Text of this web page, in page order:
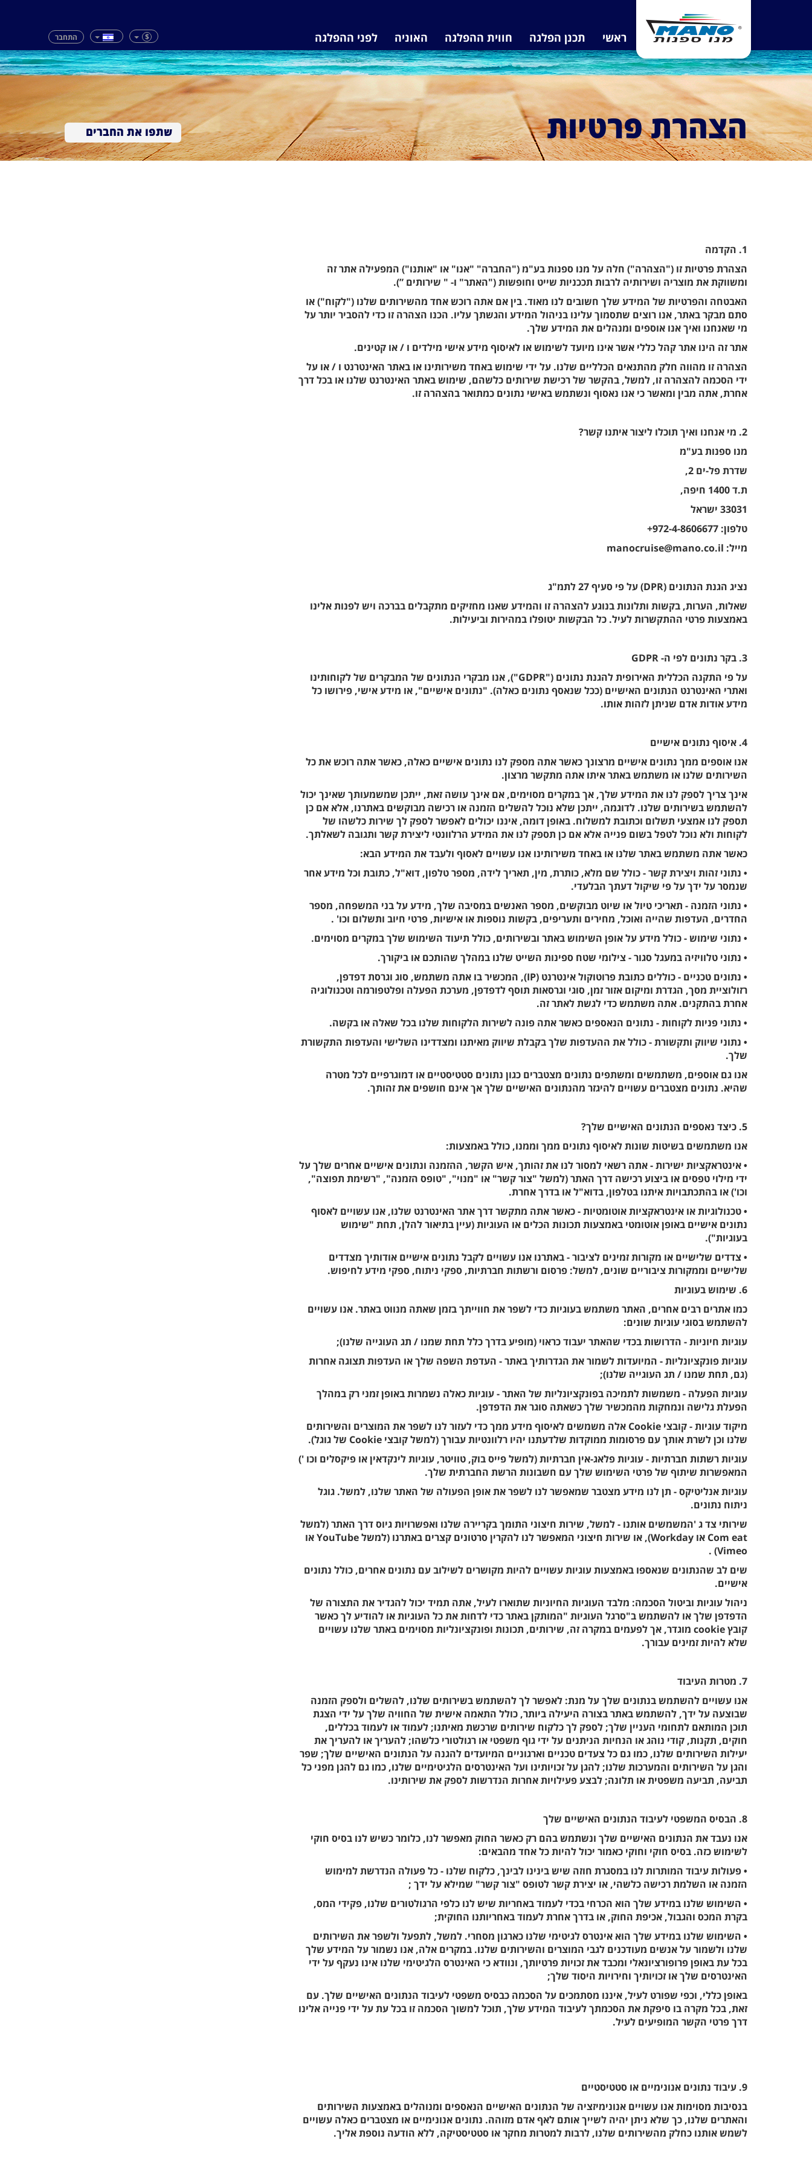
ראשי תכנן הפלגה חווית ההפלגה האוניה לפני ההפלגה $ התחבר
הצהרת פרטיות שתפו את החברים
1. הקדמה
הצהרת פרטיות זו ("הצהרה") חלה על מנו ספנות בע"מ ("החברה" "אנו" או "אותנו") המפעילה אתר זה
ומשווקת את מוצריה ושירותיה לרבות תככניות שייט וחופשות ("האתר" ו- " שירותים ”).
האבטחה והפרטיות של המידע שלך חשובים לנו מאוד. בין אם אתה רוכש אחד מהשירותים שלנו ("לקוח") או
סתם מבקר באתר, אנו רוצים שתסמוך עלינו בניהול המידע והגשתך עליו. הכנו הצהרה זו כדי להסביר יותר על
מי שאנחנו ואיך אנו אוספים ומנהלים את המידע שלך.
אתר זה הינו אתר קהל כללי אשר אינו מיועד לשימוש או לאיסוף מידע אישי מילדים ו / או קטינים.
הצהרה זו מהווה חלק מהתנאים הכלליים שלנו. על ידי שימוש באחד משירותינו או באתר האינטרנט ו / או על
ידי הסכמה להצהרה זו, למשל, בהקשר של רכישת שירותים כלשהם, שימוש באתר האינטרנט שלנו או בכל דרך
אחרת, אתה מבין ומאשר כי אנו נאסוף ונשתמש באישי נתונים כמתואר בהצהרה זו.
2. מי אנחנו ואיך תוכלו ליצור איתנו קשר?
מנו ספנות בע"מ
שדרת פל-ים 2,
ת.ד 1400 חיפה,
33031 ישראל
טלפון: 972-4-8606677+
מייל: manocruise@mano.co.il
נציג הגנת הנתונים (DPR) על פי סעיף 27 לתמ"ג
שאלות, הערות, בקשות ותלונות בנוגע להצהרה זו והמידע שאנו מחזיקים מתקבלים בברכה ויש לפנות אלינו
באמצעות פרטי ההתקשרות לעיל. כל הבקשות יטופלו במהירות וביעילות.
3. בקר נתונים לפי ה- GDPR
על פי התקנה הכללית האירופית להגנת נתונים ("GDPR"), אנו מבקרי הנתונים של המבקרים של לקוחותינו
ואתרי האינטרנט הנתונים האישיים (ככל שנאסף נתונים כאלה). "נתונים אישיים", או מידע אישי, פירושו כל
מידע אודות אדם שניתן לזהות אותו.
4. איסוף נתונים אישיים
אנו אוספים ממך נתונים אישיים מרצונך כאשר אתה מספק לנו נתונים אישיים כאלה, כאשר אתה רוכש את כל
השירותים שלנו או משתמש באתר איתו אתה מתקשר מרצון.
אינך צריך לספק לנו את המידע שלך, אך במקרים מסוימים, אם אינך עושה זאת, ייתכן שמשמעותך שאינך יכול
להשתמש בשירותים שלנו. לדוגמה, ייתכן שלא נוכל להשלים הזמנה או רכישה מבוקשים באתרנו, אלא אם כן
תספק לנו אמצעי תשלום וכתובת למשלוח. באופן דומה, איננו יכולים לאפשר לספק לך שירות כלשהו של
לקוחות ולא נוכל לטפל בשום פנייה אלא אם כן תספק לנו את המידע הרלוונטי ליצירת קשר ותגובה לשאלתך.
כאשר אתה משתמש באתר שלנו או באחד משירותינו אנו עשויים לאסוף ולעבד את המידע הבא:
• נתוני זהות ויצירת קשר - כולל שם מלא, כותרת, מין, תאריך לידה, מספר טלפון, דוא"ל, כתובת וכל מידע אחר
שנמסר על ידך על פי שיקול דעתך הבלעדי.
• נתוני הזמנה - תאריכי טיול או שיוט מבוקשים, מספר האנשים במסיבה שלך, מידע על בני המשפחה, מספר
החדרים, העדפות שהייה ואוכל, מחירים ותעריפים, בקשות נוספות או אישיות, פרטי חיוב ותשלום וכו' .
• נתוני שימוש - כולל מידע על אופן השימוש באתר ובשירותים, כולל תיעוד השימוש שלך במקרים מסוימים.
• נתוני טלוויזיה במעגל סגור - צילומי שטח ספינות השייט שלנו במהלך שהותכם או ביקורך.
• נתונים טכניים - כוללים כתובת פרוטוקול אינטרנט (IP), המכשיר בו אתה משתמש, סוג וגרסת דפדפן,
רזולוציית מסך, הגדרת ומיקום אזור זמן, סוגי וגרסאות תוסף לדפדפן, מערכת הפעלה ופלטפורמה וטכנולוגיה
אחרת בהתקנים. אתה משתמש כדי לגשת לאתר זה.
• נתוני פניות לקוחות - נתונים הנאספים כאשר אתה פונה לשירות הלקוחות שלנו בכל שאלה או בקשה.
• נתוני שיווק ותקשורת - כולל את ההעדפות שלך בקבלת שיווק מאיתנו ומצדדינו השלישי והעדפות התקשורת
שלך.
אנו גם אוספים, משתמשים ומשתפים נתונים מצטברים כגון נתונים סטטיסטיים או דמוגרפיים לכל מטרה
שהיא. נתונים מצטברים עשויים להיגזר מהנתונים האישיים שלך אך אינם חושפים את זהותך.
5. כיצד נאספים הנתונים האישיים שלך?
אנו משתמשים בשיטות שונות לאיסוף נתונים ממך וממנו, כולל באמצעות:
• אינטראקציות ישירות - אתה רשאי למסור לנו את זהותך, איש הקשר, ההזמנה ונתונים אישיים אחרים שלך על
ידי מילוי טפסים או ביצוע רכישה דרך האתר (למשל "צור קשר" או "מנוי", "טופס הזמנה", "רשימת תפוצה",
וכו') או בהתכתבויות איתנו בטלפון, בדוא"ל או בדרך אחרת.
• טכנולוגיות או אינטראקציות אוטומטיות - כאשר אתה מתקשר דרך אתר האינטרנט שלנו, אנו עשויים לאסוף
נתונים אישיים באופן אוטומטי באמצעות תכונות הכלים או העוגיות (עיין בתיאור להלן, תחת "שימוש
בעוגיות").
• צדדים שלישיים או מקורות זמינים לציבור - באתרנו אנו עשויים לקבל נתונים אישיים אודותיך מצדדים
שלישיים וממקורות ציבוריים שונים, למשל: פרסום ורשתות חברתיות, ספקי ניתוח, ספקי מידע לחיפוש.
6. שימוש בעוגיות
כמו אתרים רבים אחרים, האתר משתמש בעוגיות כדי לשפר את חווייתך בזמן שאתה מנווט באתר. אנו עשויים
להשתמש בסוגי עוגיות שונים:
עוגיות חיוניות - הדרושות בכדי שהאתר יעבוד כראוי (מופיע בדרך כלל תחת שמנו / תג העוגייה שלנו);
עוגיות פונקציונליות - המיועדות לשמור את הגדרותיך באתר - העדפת השפה שלך או העדפות תצוגה אחרות
(גם, תחת שמנו / תג העוגייה שלנו);
עוגיות הפעלה - משמשות לתמיכה בפונקציונליות של האתר - עוגיות כאלה נשמרות באופן זמני רק במהלך
הפעלת גלישה ונמחקות מהמכשיר שלך כשאתה סוגר את הדפדפן.
מיקוד עוגיות - קובצי Cookie אלה משמשים לאיסוף מידע ממך כדי לעזור לנו לשפר את המוצרים והשירותים
שלנו וכן לשרת אותך עם פרסומות ממוקדות שלדעתנו יהיו רלוונטיות עבורך (למשל קובצי Cookie של גוגל).
עוגיות רשתות חברתיות - עוגיות פלאג-אין חברתיות (למשל פייס בוק, טוויטר, עוגיות לינקדאין או פיקסלים וכו ')
המאפשרות שיתוף של פרטי השימוש שלך עם חשבונות הרשת החברתית שלך.
עוגיות אנליטיקס - תן לנו מידע מצטבר שמאפשר לנו לשפר את אופן הפעולה של האתר שלנו, למשל. גוגל
ניתוח נתונים.
שירותי צד ג 'המשמשים אותנו - למשל, שירות חיצוני התומך בקריירה שלנו ואפשרויות גיוס דרך האתר (למשל
Com eat או Workday), או שירות חיצוני המאפשר לנו להקרין סרטונים קצרים באתרנו (למשל YouTube או
Vimeo) .
שים לב שהנתונים שנאספו באמצעות עוגיות עשויים להיות מקושרים לשילוב עם נתונים אחרים, כולל נתונים
אישיים.
ניהול עוגיות וביטול הסכמה: מלבד העוגיות החיוניות שתוארו לעיל, אתה תמיד יכול להגדיר את התצורה של
הדפדפן שלך או להשתמש ב"סרגל העוגיות "המותקן באתר כדי לדחות את כל העוגיות או להודיע ​​לך כאשר
קובץ cookie מוגדר, אך לפעמים במקרה זה, שירותים, תכונות ופונקציונליות מסוימים באתר שלנו עשויים
שלא להיות זמינים עבורך.
7. מטרות העיבוד
אנו עשויים להשתמש בנתונים שלך על מנת: לאפשר לך להשתמש בשירותים שלנו, להשלים ולספק הזמנה
שבוצעה על ידך, להשתמש באתר בצורה היעילה ביותר, כולל התאמה אישית של החוויה שלך על ידי הצגת
תוכן המותאם לתחומי העניין שלך; לספק לך כלקוח שירותים שרכשת מאיתנו; לעמוד או לעמוד בכללים,
חוקים, תקנות, קודי נוהג או הנחיות הניתנים על ידי גוף משפטי או רגולטורי כלשהו; להעריך או להעריך את
יעילות השירותים שלנו, כמו גם כל צעדים טכניים וארגוניים המיועדים להגנה על הנתונים האישיים שלך; שפר
והגן על השירותים והמערכות שלנו; להגן על זכויותינו ועל האינטרסים הלגיטימיים שלנו, כמו גם להגן מפני כל
תביעה, תביעה משפטית או תלונה; לבצע פעילויות אחרות הנדרשות לספק את שירותינו.
8. הבסיס המשפטי לעיבוד הנתונים האישיים שלך
אנו נעבד את הנתונים האישיים שלך ונשתמש בהם רק כאשר החוק מאפשר לנו, כלומר כשיש לנו בסיס חוקי
לשימוש כזה. בסיס חוקי וחוקי כאמור יכול להיות כל אחד מהבאים:
• פעולות עיבוד המותרות לנו במסגרת חוזה שיש בינינו לבינך, כלקוח שלנו - כל פעולה הנדרשת למימוש
הזמנה או השלמת רכישה כלשהי, או יצירת קשר לטופס "צור קשר" שמילא על ידך ;
• השימוש שלנו במידע שלך הוא הכרחי בכדי לעמוד באחריות שיש לנו כלפי הרגולטורים שלנו, פקידי המס,
בקרת המכס והגבול, אכיפת החוק, או בדרך אחרת לעמוד באחריותנו החוקית;
• השימוש שלנו במידע שלך הוא אינטרס לגיטימי שלנו כארגון מסחרי. למשל, לתפעל ולשפר את השירותים
שלנו ולשמור על אנשים מעודכנים לגבי המוצרים והשירותים שלנו. במקרים אלה, אנו נשמור על המידע שלך
בכל עת באופן פרופורציונאלי ומכבד את זכויות פרטיותך, ונוודא כי האינטרס הלגיטימי שלנו אינו נעקף על ידי
האינטרסים שלך או זכויותיך וחירויות היסוד שלך;
באופן כללי, וכפי שפורט לעיל, איננו מסתמכים על הסכמה כבסיס משפטי לעיבוד הנתונים האישיים שלך. עם
זאת, בכל מקרה בו סיפקת את הסכמתך לעיבוד המידע שלך, תוכל למשוך הסכמה זו בכל עת על ידי פנייה אלינו
דרך פרטי הקשר המופיעים לעיל.
9. עיבוד נתונים אנונימיים או סטטיסטיים
בנסיבות מסוימות אנו עשויים אנונימיזציה של הנתונים האישיים הנאספים ומנוהלים באמצעות השירותים
והאתרים שלנו, כך שלא ניתן יהיה לשייך אותם לאף אדם מזוהה. נתונים אנונימיים או מצטברים כאלה עשויים
לשמש אותנו כחלק מהשירותים שלנו, לרבות למטרות מחקר או סטטיסטיקה, ללא הודעה נוספת אליך.